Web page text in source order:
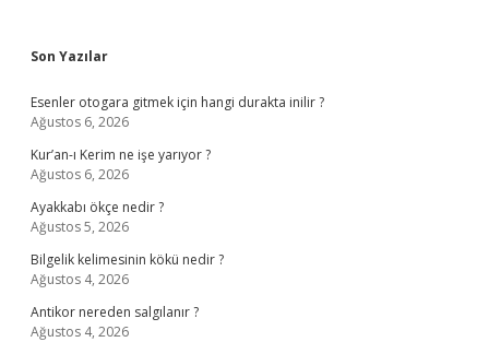
Sidebar
Son Yazılar
Esenler otogara gitmek için hangi durakta inilir ?
Ağustos 6, 2026
Kur’an-ı Kerim ne işe yarıyor ?
Ağustos 6, 2026
Ayakkabı ökçe nedir ?
Ağustos 5, 2026
Bilgelik kelimesinin kökü nedir ?
Ağustos 4, 2026
Antikor nereden salgılanır ?
Ağustos 4, 2026